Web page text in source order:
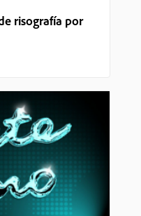
risografía por